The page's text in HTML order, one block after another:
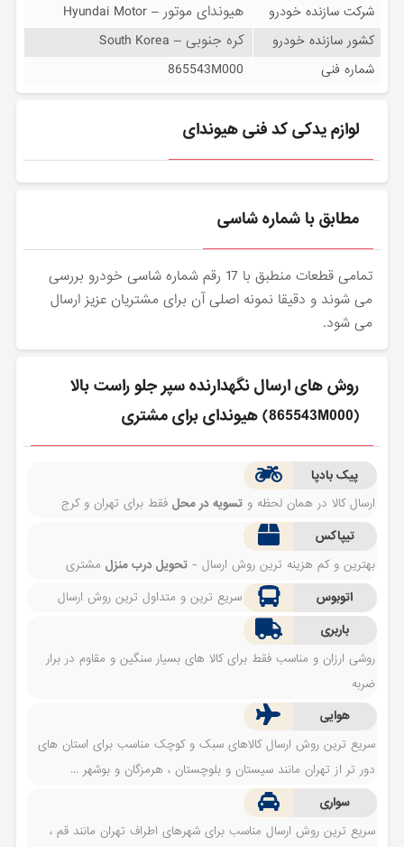
شرکت سازنده خودرو هیوندای موتور – Hyundai Motor
کشور سازنده خودرو کره جنوبی – South Korea
شماره فنی 865543M000
لوازم یدکی کد فنی هیوندای
مطابق با شماره شاسی
تمامی قطعات منطبق با 17 رقم شماره شاسی خودرو بررسی
می شوند و دقیقا نمونه اصلی آن برای مشتریان عزیز ارسال
می شود.
روش های ارسال نگهدارنده سپر جلو راست بالا
(865543M000) هیوندای برای مشتری
پیک بادپا
ارسال کالا در همان لحظه وتسویه در محل فقط برای تهران و کرج
تیپاکس
بهترین و کم هزینه ترین روش ارسال -تحویل درب منزل مشتری
اتوبوس
سریع ترین و متداول ترین روش ارسال
باربری
روشی ارزان و مناسب فقط برای کالا های بسیار سنگین و مقاوم در برار
ضربه
هوایی
سریع ترین روش ارسال کالاهای سبک و کوچک مناسب برای استان های
دور تر از تهران مانند سیستان و بلوچستان ، هرمزگان و بوشهر ...
سواری
سریع ترین روش ارسال مناسب برای شهرهای اطراف تهران مانند قم ،